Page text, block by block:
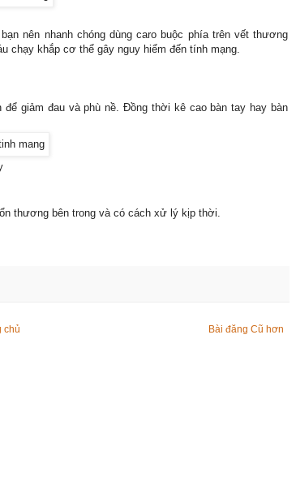
nên nhanh chóng dùng caro buộc phía trên vết thương
chạy khắp cơ thể gây nguy hiểm đến tính mạng.
giảm đau và phù nề. Đồng thời kê cao bàn tay hay bàn
thương bên trong và có cách xử lý kịp thời.
Bài đăng Cũ hơn
chủ